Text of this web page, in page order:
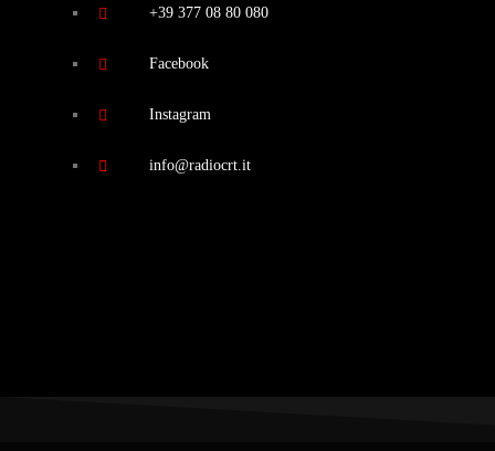
+39 377 08 80 080
Facebook
Instagram
info@radiocrt.it